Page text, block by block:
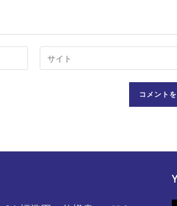
Web
サ